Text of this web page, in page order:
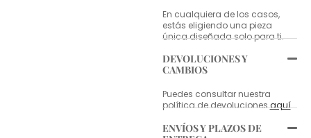
En cualquiera de los casos,
estás eligiendo una pieza
única diseñada solo para ti.
DEVOLUCIONES Y
CAMBIOS
Puedes consultar nuestra
política de devolucionesaquí.
ENVÍOS Y PLAZOS DE